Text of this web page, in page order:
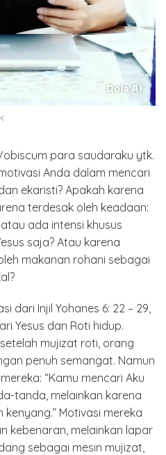
para saudaraku ytk.
Anda dalam mencari
ekaristi? Apakah karena
terdesak oleh keadaan:
ada intensi khusus
saja? Atau karena
makanan rohani sebagai
dari Injil Yohanes 6: 22 – 29,
Yesus dan Roti hidup.
mujizat roti, orang
penuh semangat. Namun
“Kamu mencari Aku
tanda, melainkan karena
Motivasi mereka
kebenaran, melainkan lapar
sebagai mesin mujizat,